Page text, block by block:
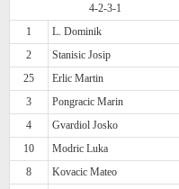
4-2-3-1
1
L. Dominik
2
Stanisic Josip
25
Erlic Martin
3
Pongracic Marin
4
Gvardiol Josko
10
Modric Luka
8
Kovacic Mateo